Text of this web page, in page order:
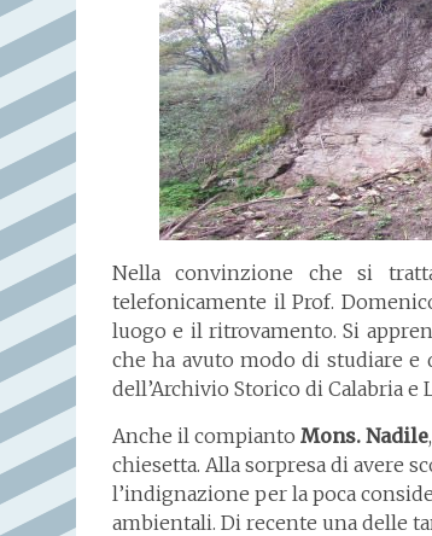
Nella convinzione che si
telefonicamente il Prof.
luogo e il ritrovamento. Si
che ha avuto modo di studiare e
dell’Archivio Storico di Calabria e
Anche il compianto Mons. Nadile
chiesetta. Alla sorpresa di avere
l’indignazione per la poca
ambientali. Di recente una delle